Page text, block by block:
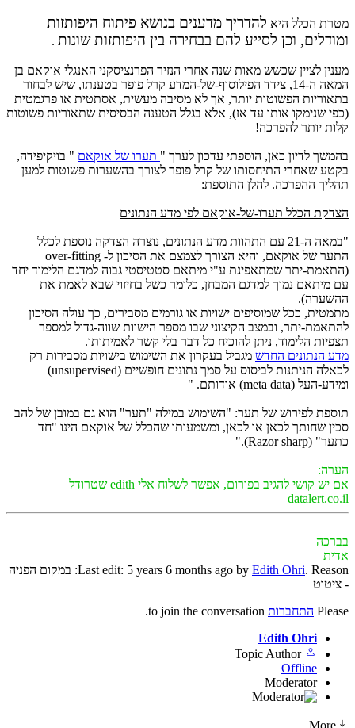
מטרת הכלל היא להדריך מדענים בנושא פיתוח היפותזות
ומודלים, וכן לסייע להם בבחירה בין היפותזות שונות .
מענין לציין שכשש מאות שנה אחרי הנזיר הפרנציסקני האנגלי אוקאם בן
המאה ה-14, צידד הפילוסוף-של-המדע קרל פופר בטענתו, שיש לבחור
בתאוריות הפשוטות יותר, אך לא מסיבה מעשית, אסתטית או פרגמטית
(כפי שנימקו אותו עד אז), אלא בגלל הטענה הבסיסית שתאוריות פשוטות
קלות יותר להפרכה!
בהמשך לדיון כאן, הוספתי עדכון לערך " תערו של אוקאם " בויקיפידה,
בקטע שאחרי התיחסותו של קרל פופר לצורך בהשערות פשוטות למען
תהליך ההפרכה. להלן התוספת:
הצדקת הכלל תערו-של-אוקאם לפי מדע הנתונים
"במאה ה-21 עם התהוות מדע הנתונים, נוצרה הצדקה נוספת לכלל
התער של אוקאם, והיא הצורך לצמצם את הסיכון ל- over-fitting
(התאמת-יתר שמתאפינת ע"י מיתאם סטטיסטי גבוה למדגם הלימוד יחד
עם מיתאם נמוך למדגם המבחן, כלומר כשל בחיזוי שבא לאמת את
ההשערה).
מתמטית, ככל שמוסיפים ישויות או גורמים מסבירים, כך עולה הסיכון
להתאמת-יתר, ובמצב הקיצוני שבו מספר הישוות שווה-גדול למספר
תצפיות הלימוד, ניתן להוכיח כל דבר בלי קשר לאמיתותו.
מדע הנתונים החדש מגביל בעקרון את השימוש בישויות מסבירות רק
לכאלה הניתנות לביסוס על סמך נתונים חופשיים (unsupervised)
ומידע-העל (meta data) אודותם. "
תוספת לפירוש של תער: "השימוש במילה "תער" הוא גם במובן של להב
סכין שחותך לכאן או לכאן, ומשמעותו שהכלל של אוקאם הינו "חד
כתער" (Razor sharp)."
הערה:
אם יש קושי להגיב בפורום, אפשר לשלוח אלי edith שטרודל
datalert.co.il
בברכה
אדית
Last edit: 5 years 6 months ago by Edith Ohri
. Reason: במקום הפניה
- ציטוט
Please התחברות
Edith Ohri
Topic Author
Offline
Moderator
More